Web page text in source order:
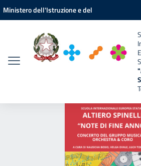
Vai ai contenuti
Vai al menu di navigazione
Vai al footer
Ministero dell'Istruzione e del